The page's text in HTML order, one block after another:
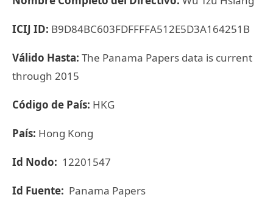
ICIJ ID: B9D84BC603FDFFFFA512E5D3A164251B
Válido Hasta: The Panama Papers data is current
through 2015
Código de País: HKG
País: Hong Kong
Id Nodo: 12201547
Id Fuente: Panama Papers